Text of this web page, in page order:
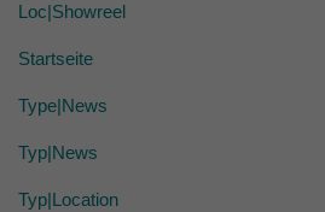
Loc|Showreel
Startseite
Type|News
Typ|News
Typ|Location